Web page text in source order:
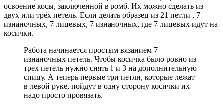
освоение косы, заключенной в ромб. Их можно сделать из
двух или трёх петель. Если делать образец из 21 петли , 7
изнаночных, 7 лицевых, 7 изнаночных, где 7 лицевых идут на
косички.
Работа начинается простым вязанием 7
изнаночных петель. Чтобы косичка было ровно из
трех петель нужно снять 1 и 3 на дополнительную
спицу. А теперь первые три петли, которые лежат
в левой руке, пойдут в одну сторону косички их
надо просто провязать.